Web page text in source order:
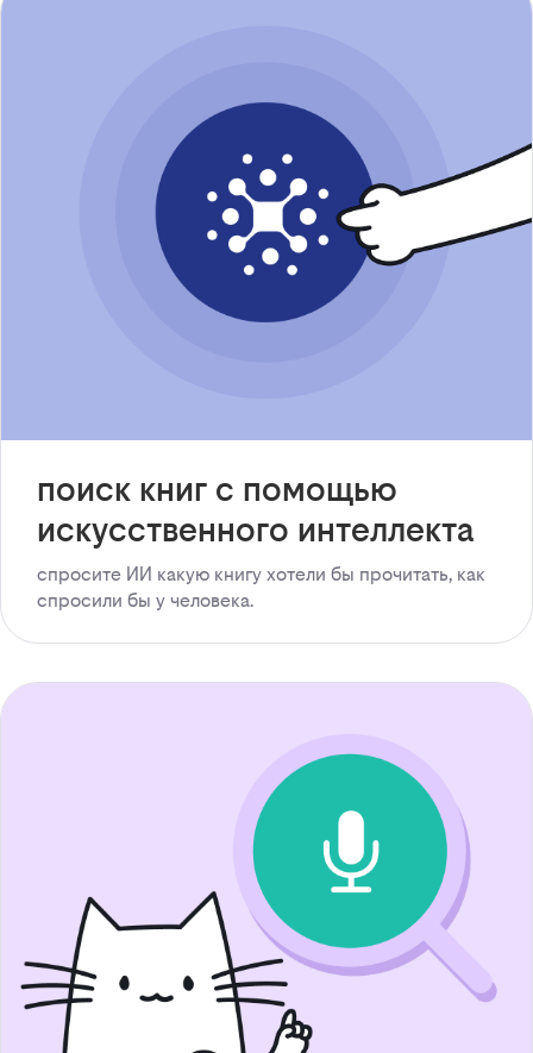
поиск книг с помощью
искусственного интеллекта
спросите ИИ какую книгу хотели бы прочитать, как
спросили бы у человека.